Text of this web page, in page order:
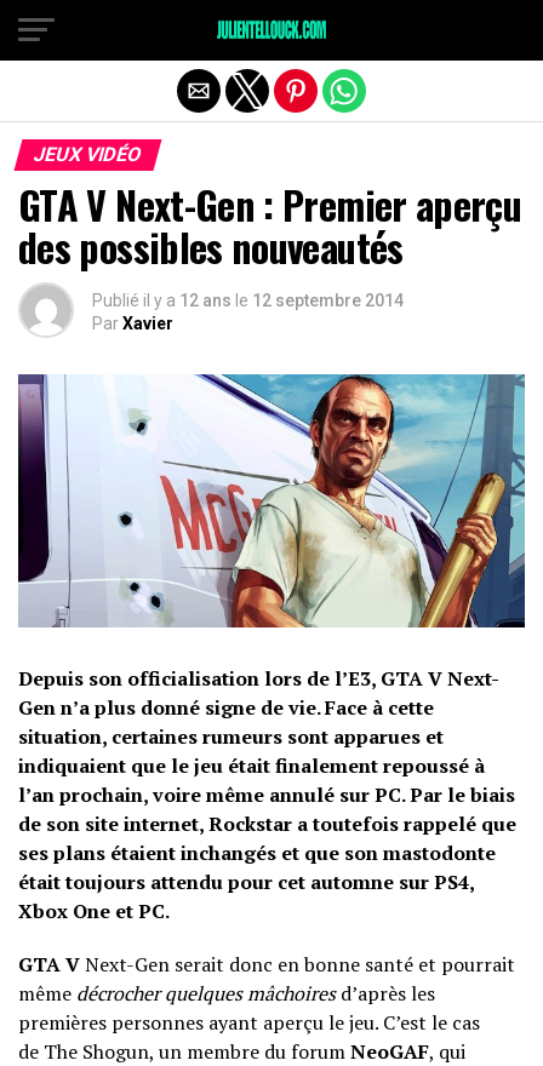
JEUX VIDÉO
GTA V Next-Gen : Premier aperçu
des possibles nouveautés
Publié il y a 12 ans le 12 septembre 2014
ParXavier
Depuis son officialisation lors de l’E3, GTA V Next-
Gen n’a plus donné signe de vie. Face à cette
situation, certaines rumeurs sont apparues et
indiquaient que le jeu était finalement repoussé à
l’an prochain, voire même annulé sur PC. Par le biais
de son site internet, Rockstar a toutefois rappelé que
ses plans étaient inchangés et que son mastodonte
était toujours attendu pour cet automne sur PS4,
Xbox One et PC.
GTA VNext-Gen serait donc en bonne santé et pourrait
même décrocher quelques mâchoiresd’après les
premières personnes ayant aperçu le jeu. C’est le cas
de The Shogun, un membre du forumNeoGAF, qui